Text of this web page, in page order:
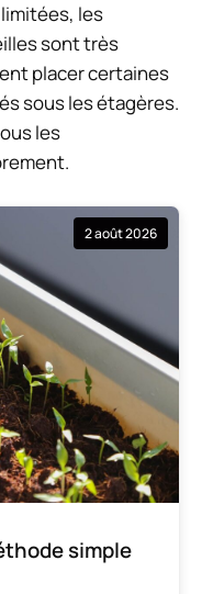
les
sont très
placer certaines
sous les étagères.
les
2 août 2026
simple